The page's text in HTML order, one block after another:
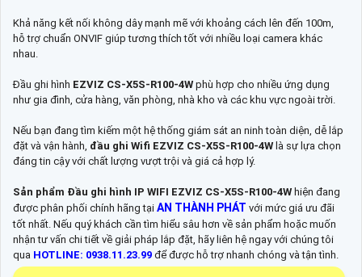
Khả năng kết nối không dây mạnh mẽ với khoảng cách lên đến 100m,
hỗ trợ chuẩn ONVIF giúp tương thích tốt với nhiều loại camera khác
nhau.
Đầu ghi hình EZVIZ CS-X5S-R100-4W phù hợp cho nhiều ứng dụng
như gia đình, cửa hàng, văn phòng, nhà kho và các khu vực ngoài trời.
Nếu bạn đang tìm kiếm một hệ thống giám sát an ninh toàn diện, dễ lắp
đặt và vận hành, đầu ghi Wifi EZVIZ CS-X5S-R100-4W là sự lựa chọn
đáng tin cậy với chất lượng vượt trội và giá cả hợp lý.
Sản phẩm Đầu ghi hình IP WIFI EZVIZ CS-X5S-R100-4W hiện đang
được phân phối chính hãng tại AN THÀNH PHÁT với mức giá ưu đãi
tốt nhất. Nếu quý khách cần tìm hiểu sâu hơn về sản phẩm hoặc muốn
nhận tư vấn chi tiết về giải pháp lắp đặt, hãy liên hệ ngay với chúng tôi
qua HOTLINE: 0938.11.23.99 để được hỗ trợ nhanh chóng và tận tình.